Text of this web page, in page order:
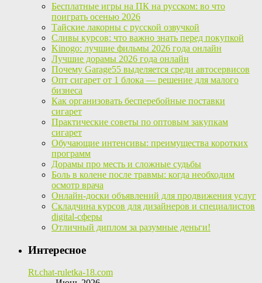
Бесплатные игры на ПК на русском: во что
поиграть осенью 2026
Тайские лакорны с русской озвучкой
Сливы курсов: что важно знать перед покупкой
Kinogo: лучшие фильмы 2026 года онлайн
Лучшие дорамы 2026 года онлайн
Почему Garage55 выделяется среди автосервисов
Опт сигарет от 1 блока — решение для малого
бизнеса
Как организовать бесперебойные поставки
сигарет
Практические советы по оптовым закупкам
сигарет
Обучающие интенсивы: преимущества коротких
программ
Дорамы про месть и сложные судьбы
Боль в колене после травмы: когда необходим
осмотр врача
Онлайн-доски объявлений для продвижения услуг
Складчина курсов для дизайнеров и специалистов
digital-сферы
Отличный диплом за разумные деньги!
Интересное
Rt.chat-ruletka-18.com